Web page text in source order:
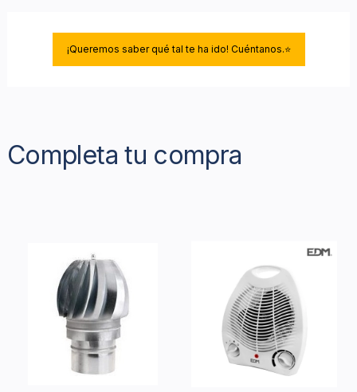
¡Queremos saber qué tal te ha ido! Cuéntanos.⭐
Completa tu compra